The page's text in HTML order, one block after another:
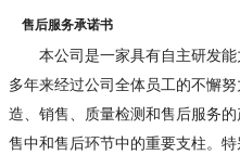
售后服务承诺书
本公司是一家具有自主研发能
多年来经过公司全体员工的不懈
造、销售、质量检测和售后服务
售中和售后环节中的重要支柱。